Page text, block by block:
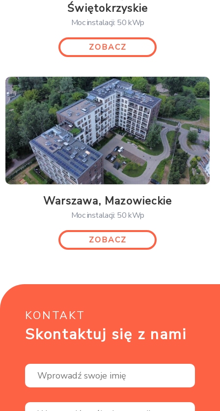
Świętokrzyskie
Moc instalacji: 50 kWp
ZOBACZ
Warszawa, Mazowieckie
Moc instalacji: 50 kWp
ZOBACZ
KONTAKT
Skontaktuj się z nami